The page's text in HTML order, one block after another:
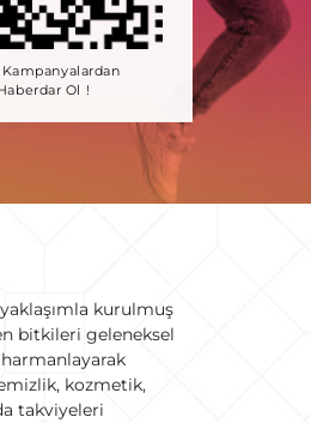
Ol !
yaklaşımla kurulmuş
bitkileri geleneksel
kozmetik,
takviyeleri